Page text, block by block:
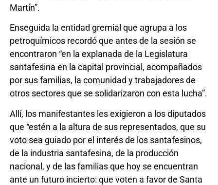
Martín”.
Enseguida la entidad gremial que agrupa a los
petroquímicos recordó que antes de la sesión se
encontraron “en la explanada de la Legislatura
santafesina en la capital provincial, acompañados
por sus familias, la comunidad y trabajadores de
otros sectores que se solidarizaron con esta lucha”.
Allí, los manifestantes les exigieron a los diputados
que “estén a la altura de sus representados, que su
voto sea guiado por el interés de los santafesinos,
de la industria santafesina, de la producción
nacional, y de las familias que hoy se encuentran
ante un futuro incierto: que voten a favor de Santa